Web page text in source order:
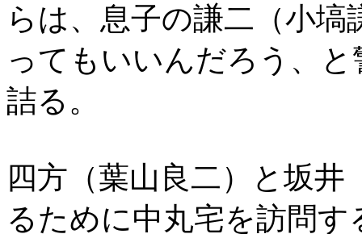
らは、息子の謙二（小
ってもいいんだろう、
詰る。
四方（葉山良二）と坂
るために中丸宅を訪問